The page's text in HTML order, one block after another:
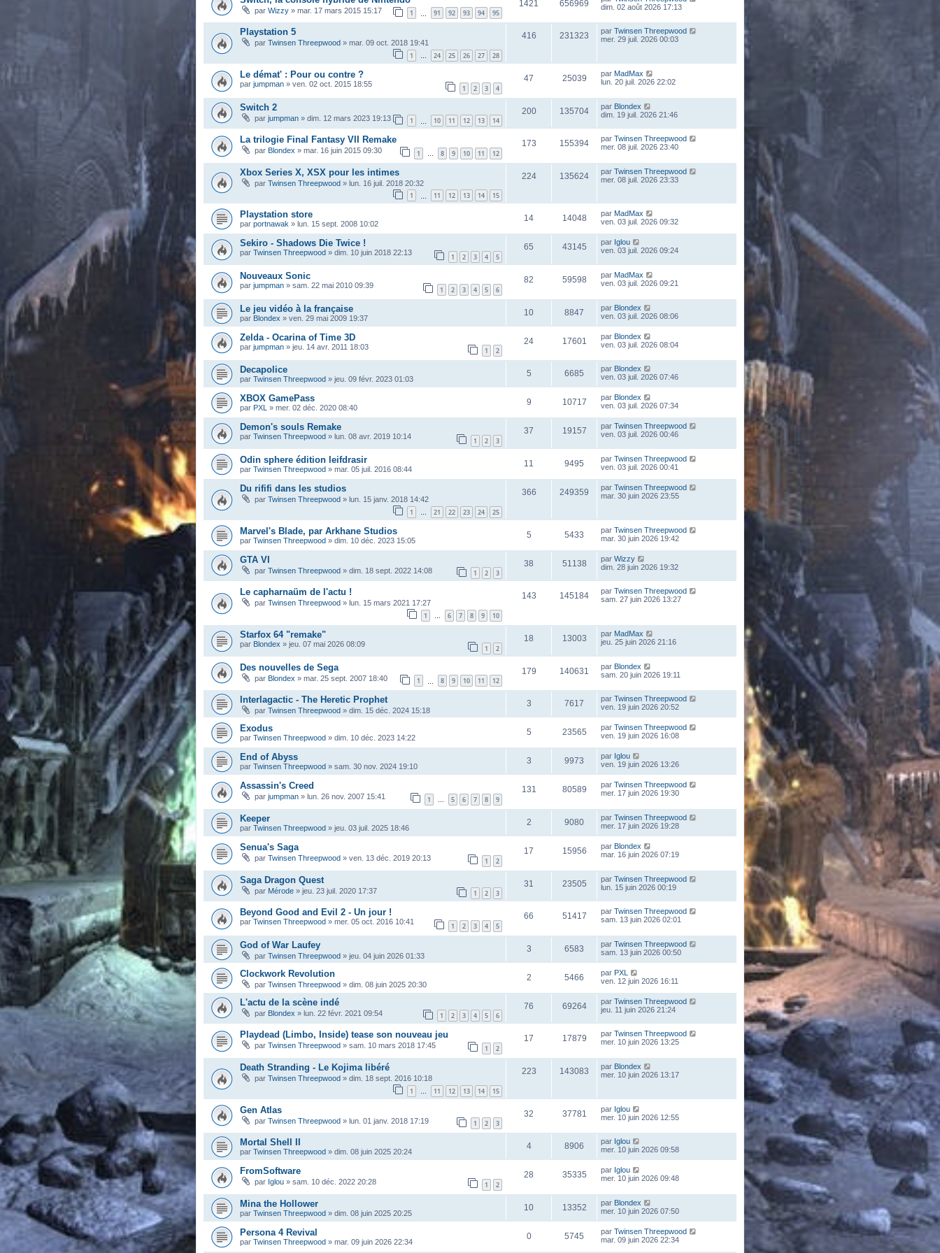
par Wizzy » mar. 17 mars 2015 15:17 1 91 92 93 94 95
1421 656969
dim. 02 août 2026 17:13
Playstation 5
par Twinsen Threepwood » mar. 09 oct. 2018 19:41
1 … 24 25 26 27 28
416 231323 par Twinsen Threepwood
mer. 29 juil. 2026 00:03
Le démat' : Pour ou contre ?
par jumpman » ven. 02 oct. 2015 18:55 1 2 3 4
47 25039 par MadMax
lun. 20 juil. 2026 22:02
Switch 2
par jumpman » dim. 12 mars 2023 19:13 1 10 11 12 13 14
200 135704 par Blondex
dim. 19 juil. 2026 21:46
La trilogie Final Fantasy VII Remake
par Blondex » mar. 16 juin 2015 09:30 1 … 8 9 10 11 12
173 155394 par Twinsen Threepwood
mer. 08 juil. 2026 23:40
Xbox Series X, XSX pour les intimes
par Twinsen Threepwood » lun. 16 juil. 2018 20:32
1 11 12 13 14 15
224 135624 par Twinsen Threepwood
mer. 08 juil. 2026 23:33
Playstation store
par portnawak » lun. 15 sept. 2008 10:02
14 14048 par MadMax
ven. 03 juil. 2026 09:32
Sekiro - Shadows Die Twice !
par Twinsen Threepwood » dim. 10 juin 2018 22:13 1 2 3 4 5
65 43145 par Iglou
ven. 03 juil. 2026 09:24
Nouveaux Sonic
par jumpman » sam. 22 mai 2010 09:39 1 2 3 4 5 6
82 59598 par MadMax
ven. 03 juil. 2026 09:21
Le jeu vidéo à la française
par Blondex » ven. 29 mai 2009 19:37
10 8847 par Blondex
ven. 03 juil. 2026 08:06
Zelda - Ocarina of Time 3D
par jumpman » jeu. 14 avr. 2011 18:03 1 2
24 17601 par Blondex
ven. 03 juil. 2026 08:04
Decapolice
par Twinsen Threepwood » jeu. 09 févr. 2023 01:03
5 6685 par Blondex
ven. 03 juil. 2026 07:46
XBOX GamePass
par PXL » mer. 02 déc. 2020 08:40
9 10717 par Blondex
ven. 03 juil. 2026 07:34
Demon's souls Remake
par Twinsen Threepwood » lun. 08 avr. 2019 10:14 1 2 3
37 19157 par Twinsen Threepwood
ven. 03 juil. 2026 00:46
Odin sphere édition leifdrasir
par Twinsen Threepwood » mar. 05 juil. 2016 08:44
11 9495 par Twinsen Threepwood
ven. 03 juil. 2026 00:41
Du rififi dans les studios
par Twinsen Threepwood » lun. 15 janv. 2018 14:42
1 … 21 22 23 24 25
366 249359 par Twinsen Threepwood
mar. 30 juin 2026 23:55
Marvel's Blade, par Arkhane Studios
par Twinsen Threepwood » dim. 10 déc. 2023 15:05
5 5433 par Twinsen Threepwood
mar. 30 juin 2026 19:42
GTA VI
par Twinsen Threepwood » dim. 18 sept. 2022 14:08 1 2 3
38 51138 par Wizzy
dim. 28 juin 2026 19:32
Le capharnaüm de l'actu !
par Twinsen Threepwood » lun. 15 mars 2021 17:27
1 … 6 7 8 9 10
143 145184 par Twinsen Threepwood
sam. 27 juin 2026 13:27
Starfox 64 "remake"
par Blondex » jeu. 07 mai 2026 08:09 1 2
18 13003 par MadMax
jeu. 25 juin 2026 21:16
Des nouvelles de Sega
par Blondex » mar. 25 sept. 2007 18:40 1 8 9 10 11 12
179 140631 par Blondex
sam. 20 juin 2026 19:11
Interlagactic - The Heretic Prophet
par Twinsen Threepwood » dim. 15 déc. 2024 15:18
3 7617 par Twinsen Threepwood
ven. 19 juin 2026 20:52
Exodus
par Twinsen Threepwood » dim. 10 déc. 2023 14:22
5 23565 par Twinsen Threepwood
ven. 19 juin 2026 16:08
End of Abyss
par Twinsen Threepwood » sam. 30 nov. 2024 19:10
3 9973 par Iglou
ven. 19 juin 2026 13:26
Assassin's Creed
par jumpman » lun. 26 nov. 2007 15:41 1 … 5 6 7 8 9
131 80589 par Twinsen Threepwood
mer. 17 juin 2026 19:30
Keeper
par Twinsen Threepwood » jeu. 03 juil. 2025 18:46
2 9080 par Twinsen Threepwood
mer. 17 juin 2026 19:28
Senua's Saga
par Twinsen Threepwood » ven. 13 déc. 2019 20:13 1 2
17 15956 par Blondex
mar. 16 juin 2026 07:19
Saga Dragon Quest
par Mérode » jeu. 23 juil. 2020 17:37 1 2 3
31 23505 par Twinsen Threepwood
lun. 15 juin 2026 00:19
Beyond Good and Evil 2 - Un jour !
par Twinsen Threepwood » mer. 05 oct. 2016 10:41 1 2 3 4 5
66 51417 par Twinsen Threepwood
sam. 13 juin 2026 02:01
God of War Laufey
par Twinsen Threepwood » jeu. 04 juin 2026 01:33
3 6583 par Twinsen Threepwood
sam. 13 juin 2026 00:50
Clockwork Revolution
par Twinsen Threepwood » dim. 08 juin 2025 20:30
2 5466 par PXL
ven. 12 juin 2026 16:11
L'actu de la scène indé
par Blondex » lun. 22 févr. 2021 09:54 1 2 3 4 5 6
76 69264 par Twinsen Threepwood
jeu. 11 juin 2026 21:24
Playdead (Limbo, Inside) tease son nouveau jeu
par Twinsen Threepwood » sam. 10 mars 2018 17:45 1 2
17 17879 par Twinsen Threepwood
mer. 10 juin 2026 13:25
Death Stranding - Le Kojima libéré
par Twinsen Threepwood » dim. 18 sept. 2016 10:18
1 … 11 12 13 14 15
223 143083 par Blondex
mer. 10 juin 2026 13:17
Gen Atlas
par Twinsen Threepwood » lun. 01 janv. 2018 17:19 1 2 3
32 37781 par Iglou
mer. 10 juin 2026 12:55
Mortal Shell II
par Twinsen Threepwood » dim. 08 juin 2025 20:24
4 8906 par Iglou
mer. 10 juin 2026 09:58
FromSoftware
par Iglou » sam. 10 déc. 2022 20:28 1 2
28 35335 par Iglou
mer. 10 juin 2026 09:48
Mina the Hollower
par Twinsen Threepwood » dim. 08 juin 2025 20:25
10 13352 par Blondex
mer. 10 juin 2026 07:50
Persona 4 Revival
par Twinsen Threepwood » mar. 09 juin 2026 22:34
0 5745 par Twinsen Threepwood
mar. 09 juin 2026 22:34